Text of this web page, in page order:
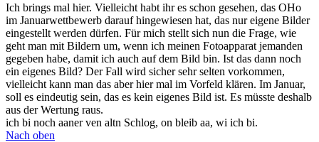
Ich brings mal hier. Vielleicht habt ihr es schon gesehen, das OHo
im Januarwettbewerb darauf hingewiesen hat, das nur eigene Bilder
eingestellt werden dürfen. Für mich stellt sich nun die Frage, wie
geht man mit Bildern um, wenn ich meinen Fotoapparat jemanden
gegeben habe, damit ich auch auf dem Bild bin. Ist das dann noch
ein eigenes Bild? Der Fall wird sicher sehr selten vorkommen,
vielleicht kann man das aber hier mal im Vorfeld klären. Im Januar,
soll es eindeutig sein, das es kein eigenes Bild ist. Es müsste deshalb
aus der Wertung raus.
ich bi noch aaner ven altn Schlog, on bleib aa, wi ich bi.
Nach oben